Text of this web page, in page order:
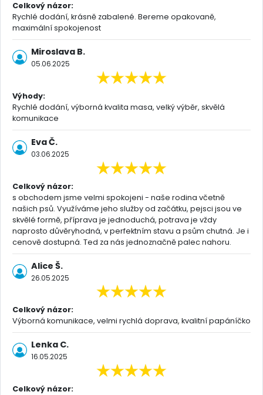
Celkový názor:
Rychlé dodání, krásně zabalené. Bereme opakovaně,
maximální spokojenost
Miroslava B.
05.06.2025
Výhody:
Rychlé dodání, výborná kvalita masa, velký výběr, skvělá
komunikace
Eva Č.
03.06.2025
Celkový názor:
s obchodem jsme velmi spokojeni - naše rodina včetně
našich psů. Využíváme jeho služby od začátku, pejsci jsou ve
skvělé formě, příprava je jednoduchá, potrava je vždy
naprosto důvěryhodná, v perfektním stavu a psům chutná. Je i
cenově dostupná. Ted za nás jednoznačně palec nahoru.
Alice Š.
26.05.2025
Celkový názor:
Výborná komunikace, velmi rychlá doprava, kvalitní papáníčko
Lenka C.
16.05.2025
Celkový názor: